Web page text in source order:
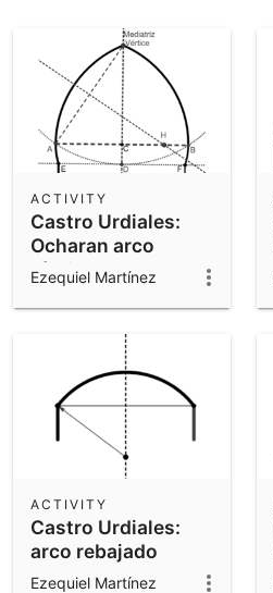
Measurement
Operations
Probability and Statistics
Community Resources
Get started with our Resources
Geometry
3D Calculator
Notes
App Downloads
Get started with the GeoGebra
Castro Urdiales:
Ocharan arco
túmido
ACTIVITY
Ezequiel Martínez
Castro Urdiales:
arco rebajado
ACTIVITY
Ezequiel Martínez